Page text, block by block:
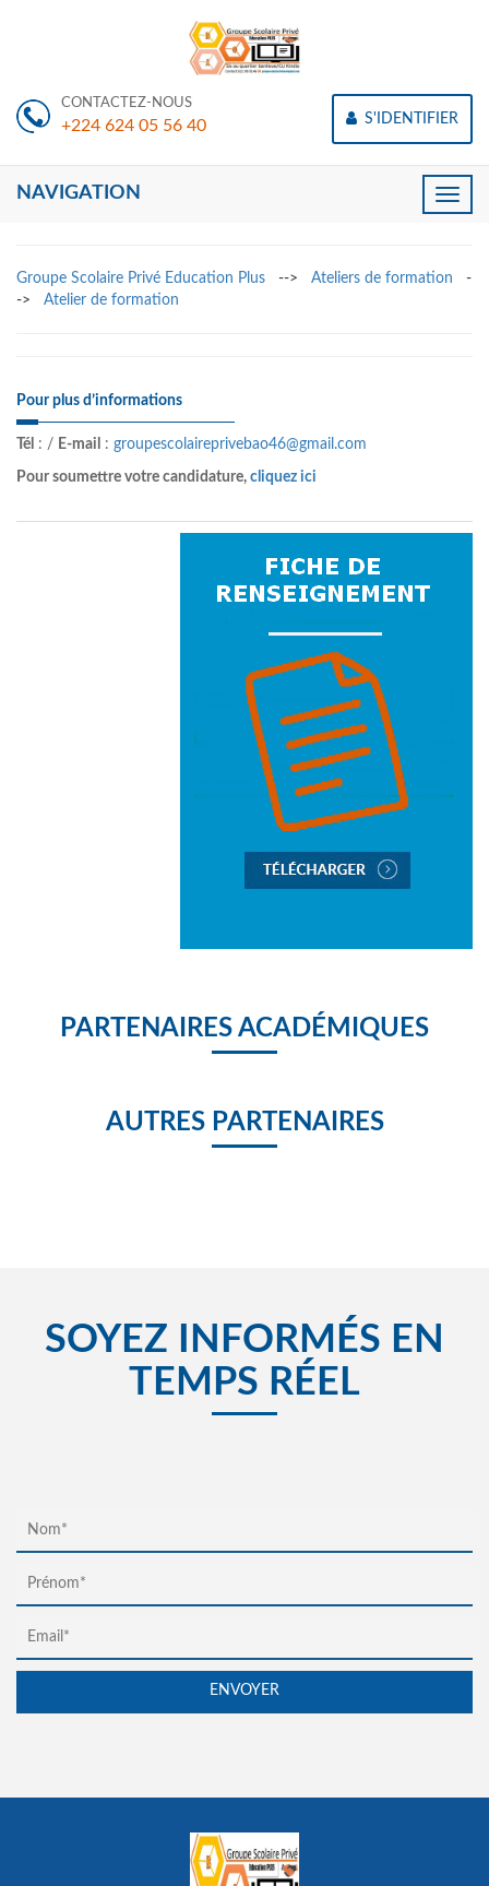
CONTACTEZ-NOUS
+224 624 05 56 40 S'IDENTIFIER
Toggle
NAVIGATION
Groupe Scolaire Privé Education Plus --> Ateliers de formation
-
-> Atelier de formation
Pour plus d’informations
Tél : / E-mail : groupescolaireprivebao46@gmail.com
Pour soumettre votre candidature, cliquez ici
PARTENAIRES ACADÉMIQUES
AUTRES PARTENAIRES
SOYEZ INFORMÉS EN
TEMPS RÉEL